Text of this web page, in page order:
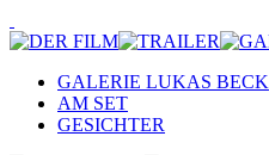
GALERIE LUKAS BECK
AM SET
GESICHTER